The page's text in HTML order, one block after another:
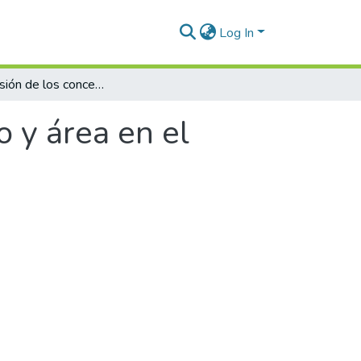
Log In
Comprensión de los conceptos de perímetro y área en el contexto de la agricultura del café
y área en el